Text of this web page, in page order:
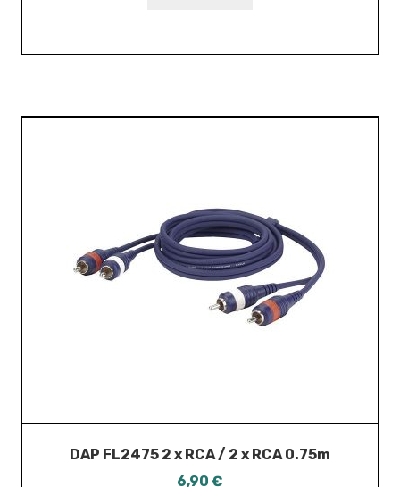
DAP FL2475 2 x RCA / 2 x RCA 0.75m
6,90 €